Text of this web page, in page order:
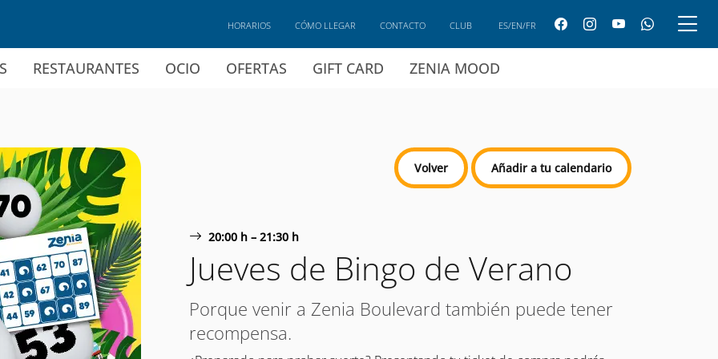
RESTAURANTES OCIO OFERTAS GIFT CARD ZENIA MOOD
HORARIOS CÓMO LLEGAR CONTACTO CLUB ES/EN/FR
Volver Añadir a tu calendario
20:00 h – 21:30 h
Jueves de Bingo de Verano
Porque venir a Zenia Boulevard también puede tener
recompensa.